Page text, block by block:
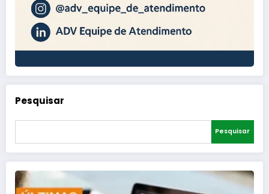
Pesquisar
Pesquisar